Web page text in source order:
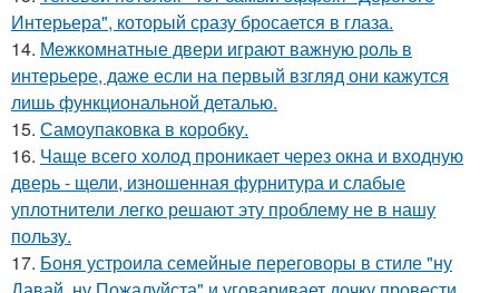
Интерьера", который сразу бросается в глаза.
14. Межкомнатные двери играют важную роль в
интерьере, даже если на первый взгляд они кажутся
лишь функциональной деталью.
15. Самоупаковка в коробку.
16. Чаще всего холод проникает через окна и входную
дверь - щели, изношенная фурнитура и слабые
уплотнители легко решают эту проблему не в нашу
пользу.
17. Боня устроила семейные переговоры в стиле "ну